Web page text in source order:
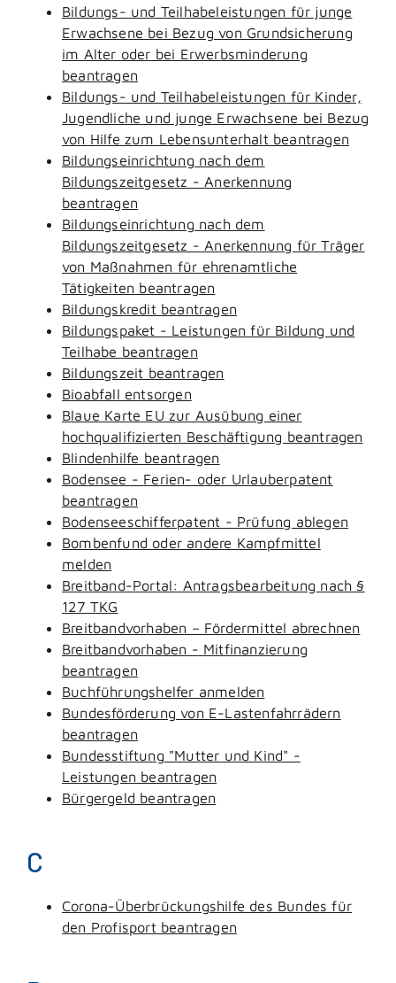
Bildungs- und Teilhabeleistungen für junge
Erwachsene bei Bezug von Grundsicherung
im Alter oder bei Erwerbsminderung
beantragen
Bildungs- und Teilhabeleistungen für Kinder,
Jugendliche und junge Erwachsene bei Bezug
von Hilfe zum Lebensunterhalt beantragen
Bildungseinrichtung nach dem
Bildungszeitgesetz - Anerkennung
beantragen
Bildungseinrichtung nach dem
Bildungszeitgesetz - Anerkennung für Träger
von Maßnahmen für ehrenamtliche
Tätigkeiten beantragen
Bildungskredit beantragen
Bildungspaket - Leistungen für Bildung und
Teilhabe beantragen
Bildungszeit beantragen
Bioabfall entsorgen
Blaue Karte EU zur Ausübung einer
hochqualifizierten Beschäftigung beantragen
Blindenhilfe beantragen
Bodensee - Ferien- oder Urlauberpatent
beantragen
Bodenseeschifferpatent - Prüfung ablegen
Bombenfund oder andere Kampfmittel
melden
Breitband-Portal: Antragsbearbeitung nach §
127 TKG
Breitbandvorhaben – Fördermittel abrechnen
Breitbandvorhaben - Mitfinanzierung
beantragen
Buchführungshelfer anmelden
Bundesförderung von E-Lastenfahrrädern
beantragen
Bundesstiftung "Mutter und Kind" -
Leistungen beantragen
Bürgergeld beantragen
C
Corona-Überbrückungshilfe des Bundes für
den Profisport beantragen